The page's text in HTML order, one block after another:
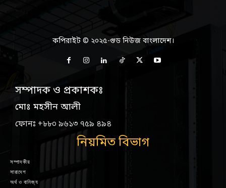
কপিরাইট © ২০২৫-গুড নিউজ বাংলাদেশ।
সম্পাদক ও প্রকাশকঃ
মোঃ মহসীন আলী
ফোনঃ +৮৮০ ৯৬১৩ ৭৫৯ ৪৯৪
নিয়মিত বিভাগ
সম্পাদকীয়
সারাদেশ
অর্থ ও বানিজ্য